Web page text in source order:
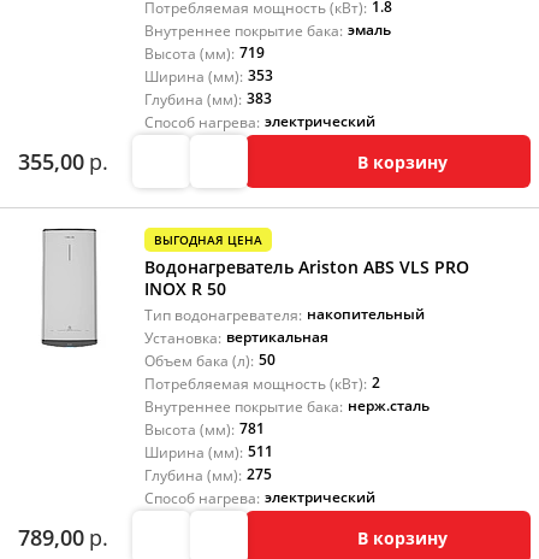
Потребляемая мощность (кВт): 1.8
Внутреннее покрытие бака: эмаль
Высота (мм): 719
Ширина (мм): 353
Глубина (мм): 383
Способ нагрева: электрический
355,00 р. В корзину
ВЫГОДНАЯ ЦЕНА
Водонагреватель Ariston ABS VLS PRO
INOX R 50
Тип водонагревателя: накопительный
Установка: вертикальная
Объем бака (л): 50
Потребляемая мощность (кВт): 2
Внутреннее покрытие бака: нерж.сталь
Высота (мм): 781
Ширина (мм): 511
Глубина (мм): 275
Способ нагрева: электрический
789,00 р. В корзину